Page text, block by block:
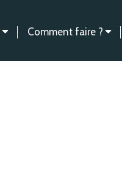
Comment faire ?